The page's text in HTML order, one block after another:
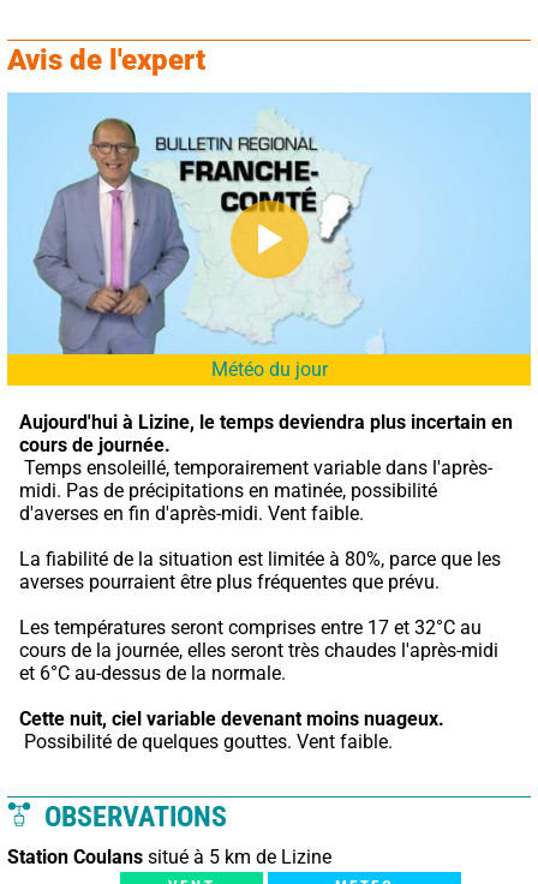
Avis de l'expert
Météo du jour
Aujourd'hui à Lizine, le temps deviendra plus incertain en
cours de journée.
midi. Pas de précipitations en matinée, possibilité
d'averses en fin d'après-midi. Vent faible.
La fiabilité de la situation est limitée à 80%, parce que les
averses pourraient être plus fréquentes que prévu.
Les températures seront comprises entre 17 et 32°C au
cours de la journée, elles seront très chaudes l'après-midi
et 6°C au-dessus de la normale.
Cette nuit, ciel variable devenant moins nuageux.
Possibilité de quelques gouttes. Vent faible.
OBSERVATIONS
Station Coulans situé à 5 km de Lizine